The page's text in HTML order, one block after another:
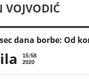
VOJVODIĆ
dana borbe: Od
15:58
2020